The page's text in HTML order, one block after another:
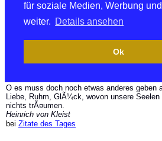
für soziale Medien, Werbung
weiter. Details ansehen
Ok
O es muss doch noch etwas anderes geben
Liebe, Ruhm, GlÃ¼ck, wovon unsere Seelen
nichts trÃ¤umen.
Heinrich von Kleist
bei Zitate des Tages